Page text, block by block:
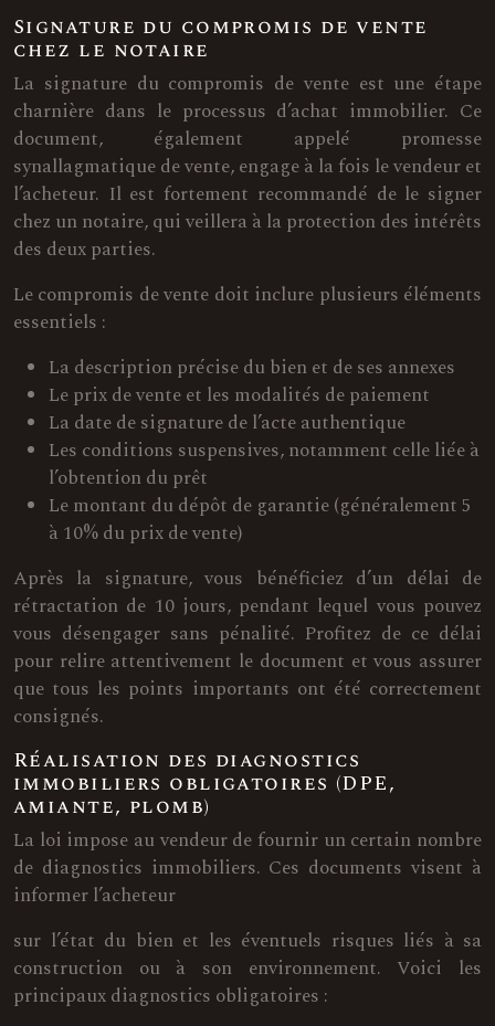
Signature du compromis de vente
chez le notaire
La signature du compromis de vente est une étape
charnière dans le processus d’achat immobilier. Ce
document, également appelé promesse
synallagmatique de vente, engage à la fois le vendeur et
l’acheteur. Il est fortement recommandé de le signer
chez un notaire, qui veillera à la protection des intérêts
des deux parties.
Le compromis de vente doit inclure plusieurs éléments
essentiels :
La description précise du bien et de ses annexes
Le prix de vente et les modalités de paiement
La date de signature de l’acte authentique
Les conditions suspensives, notamment celle liée à
l’obtention du prêt
Le montant du dépôt de garantie (généralement 5
à 10% du prix de vente)
Après la signature, vous bénéficiez d’un délai de
rétractation de 10 jours, pendant lequel vous pouvez
vous désengager sans pénalité. Profitez de ce délai
pour relire attentivement le document et vous assurer
que tous les points importants ont été correctement
consignés.
Réalisation des diagnostics
immobiliers obligatoires (DPE,
amiante, plomb)
La loi impose au vendeur de fournir un certain nombre
de diagnostics immobiliers. Ces documents visent à
informer l’acheteur
sur l’état du bien et les éventuels risques liés à sa
construction ou à son environnement. Voici les
principaux diagnostics obligatoires :